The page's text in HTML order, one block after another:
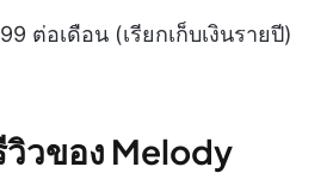
ต่อเดือน (เรียกเก็บเงินรายปี)
วของ Melody